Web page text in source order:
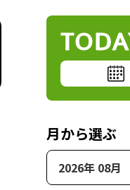
月から選ぶ
2026年 08月